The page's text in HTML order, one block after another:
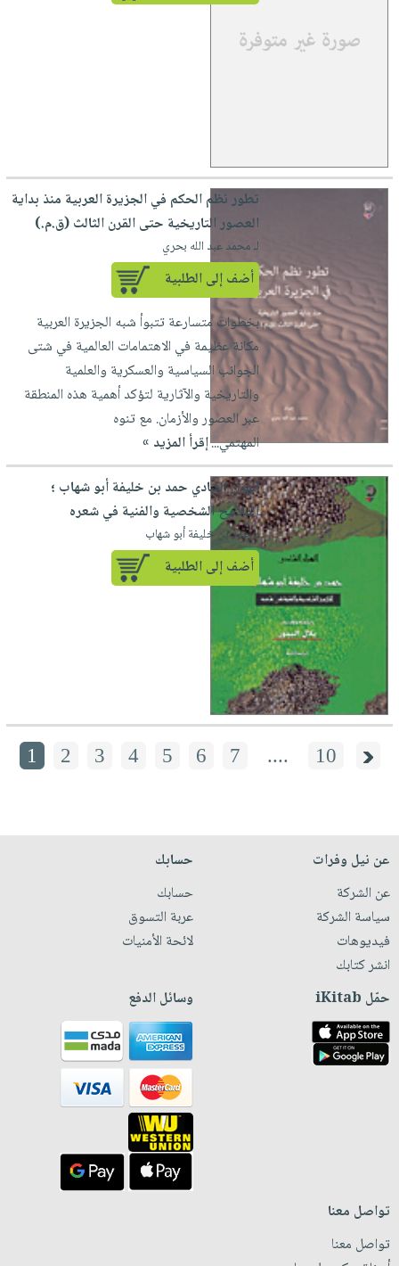
تطور نظم الحكم في الجزيرة العربية منذ بداية
العصور التاريخية حتى القرن الثالث (ق.م.)
لـ محمد عبد الله بحري
أضف إلى الطلبية
بخطوات متسارعة تتبوأ شبه الجزيرة العربية
مكانة عظيمة في الاهتمامات العالمية في شتى
الجوانب السياسية والعسكرية والعلمية
والتاريخية والآثارية لتؤكد أهمية هذه المنطقة
عبر العصور والأزمان. مع تنوه
المهتمي...إقرأ المزيد »
الهزار الشادي حمد بن خليفة أبو شهاب ؛
الملامح الشخصية والفنية في شعره
لـ حمد بن خليفة أبو شهاب
أضف إلى الطلبية
1 2 3 4 5 6 7 .... 10
عن نيل وفرات
عن الشركة
سياسة الشركة
فيديوهات
انشر كتابك
حسابك
حسابك
عربة التسوق
لائحة الأمنيات
حمّل iKitab وسائل الدفع
تواصل معنا
تواصل معنا